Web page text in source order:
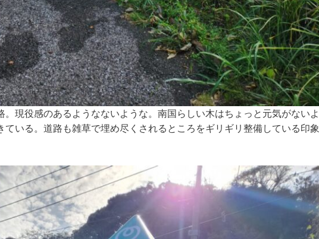
。現役感のあるようなないような。南国らしい木はちょっと元気がないよ
ている。道路も雑草で埋め尽くされるところをギリギリ整備している印象